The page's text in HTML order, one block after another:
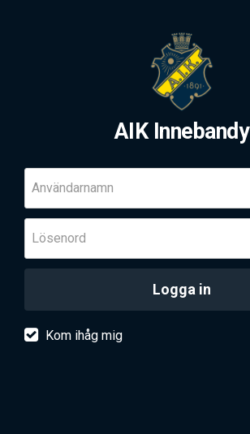
AIK Innebandy
Användarnamn
Lösenord
Logga in
Kom ihåg mig